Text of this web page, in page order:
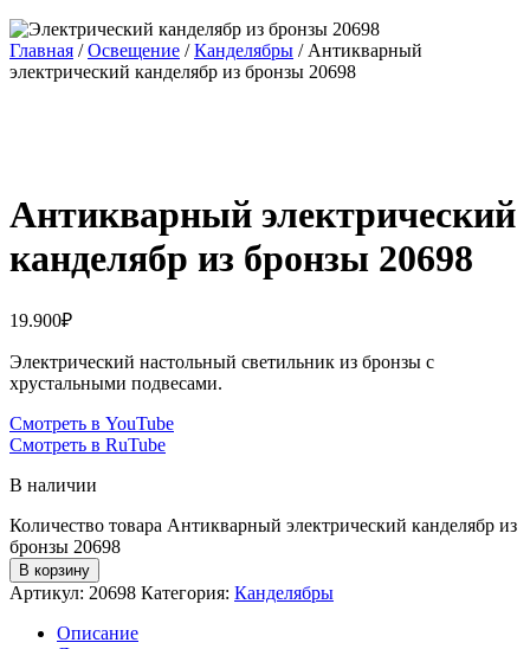
Главная /Освещение /Канделябры / Антикварный
электрический канделябр из бронзы 20698
Антикварный электрический
канделябр из бронзы 20698
19.900₽
Электрический настольный светильник из бронзы с
хрустальными подвесами.
Смотреть в YouTube
Смотреть в RuTube
В наличии
Количество товара Антикварный электрический канделябр из
бронзы 20698
В корзину
Артикул: 20698 Категория: Канделябры
Описание